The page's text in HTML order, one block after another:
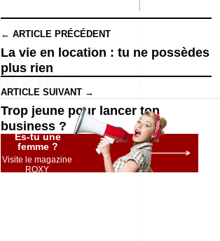
← ARTICLE PRÉCÉDENT
La vie en location : tu ne possèdes
plus rien
ARTICLE SUIVANT →
Trop jeune pour lancer ton
business ?
Es-tu une
femme ?
Visite le magazine
ROXY